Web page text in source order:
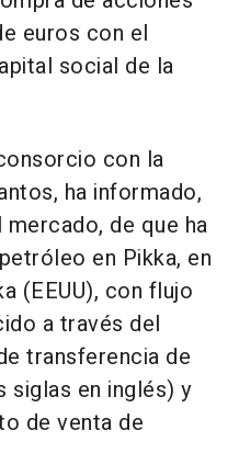
euros con el
social de la
con la
ha informado,
de que ha
en Pikka, en
(EEUU), con flujo
a través del
transferencia de
siglas en inglés) y
de venta de